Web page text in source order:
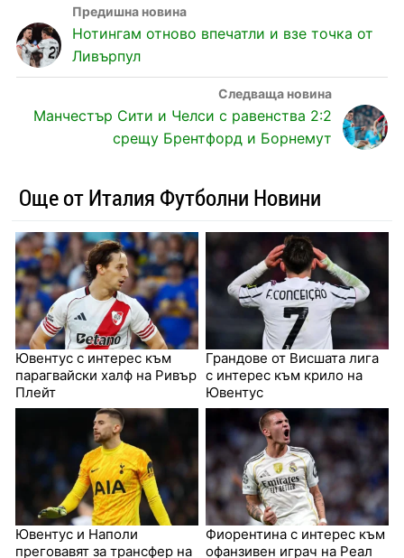
Нотингам отново впечатли и взе точка от
Ливърпул
Манчестър Сити и Челси с равенства 2:2
срещу Брентфорд и Борнемут
Още от Италия Футболни Новини
Ювентус с интерес към
парагвайски халф на Ривър
Плейт
Грандове от Висшата лига
с интерес към крило на
Ювентус
Ювентус и Наполи
преговавят за трансфер на
Фиорентина с интерес към
офанзивен играч на Реал